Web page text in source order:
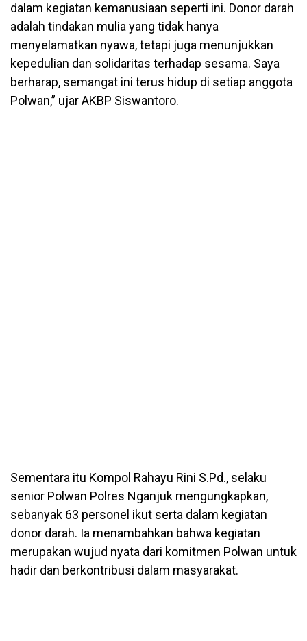
dalam kegiatan kemanusiaan seperti ini. Donor darah
adalah tindakan mulia yang tidak hanya
menyelamatkan nyawa, tetapi juga menunjukkan
kepedulian dan solidaritas terhadap sesama. Saya
berharap, semangat ini terus hidup di setiap anggota
Polwan,” ujar AKBP Siswantoro.
Sementara itu Kompol Rahayu Rini S.Pd., selaku
senior Polwan Polres Nganjuk mengungkapkan,
sebanyak 63 personel ikut serta dalam kegiatan
donor darah. Ia menambahkan bahwa kegiatan
merupakan wujud nyata dari komitmen Polwan untuk
hadir dan berkontribusi dalam masyarakat.